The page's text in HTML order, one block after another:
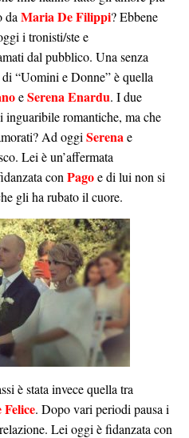
da Maria De Filippi? Ebbene
i tronisti/ste e
dal pubblico. Una senza
“Uomini e Donne” è quella
eSerena Enardu. I due
romantiche, ma che
Ad oggi Serenae
Lei è un’affermata
con Pagoe di lui non si
gli ha rubato il cuore.
è stata invece quella tra
. Dopo vari periodi pausa i
Lei oggi è fidanzata con